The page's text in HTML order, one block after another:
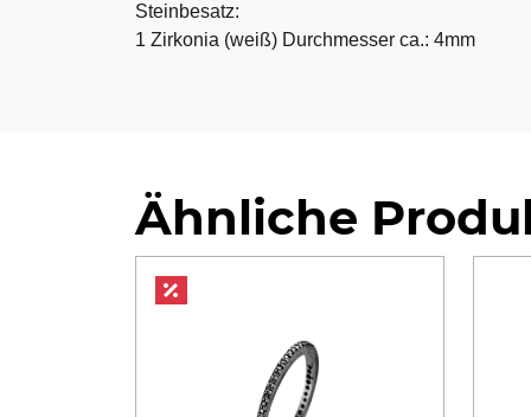
Steinbesatz:
1 Zirkonia (weiß) Durchmesser ca.: 4mm
Ähnliche